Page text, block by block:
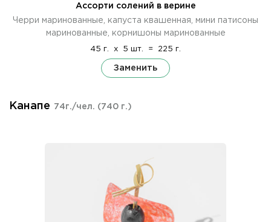
Ассорти солений в верине
Черри маринованные, капуста квашенная, мини патисоны
маринованные, корнишоны маринованные
45 г. x 5 шт. = 225 г.
Заменить
Канапе 74г./чел. (740 г.)